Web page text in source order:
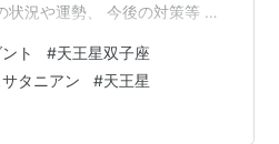
状況や運勢、 今後の対策等 職
続、健康等 色々なご相談内容
ットカード アストロダイス・
ディングを通して アドバイス
ト #天王星双子座
サタニアン #天王星